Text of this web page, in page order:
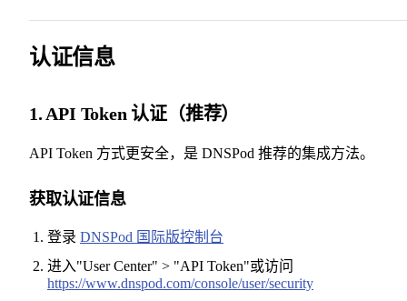
认证信息
1. API Token 认证（推荐）
API Token 方式更安全，是 DNSPod 推荐的集成方法。
获取认证信息
登录 DNSPod 国际版控制台
进入"User Center" > "API Token"或访问
https://www.dnspod.com/console/user/security